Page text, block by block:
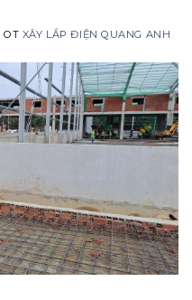
ОТ XÂY LẮP ĐIỆN QUANG ANH